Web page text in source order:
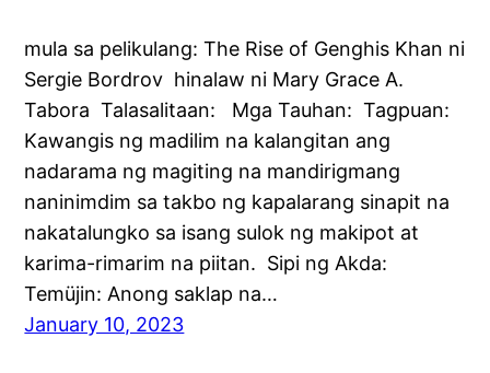
mula sa pelikulang: The Rise of Genghis Khan ni
Sergie Bordrov hinalaw ni Mary Grace A.
Tabora Talasalitaan: Mga Tauhan: Tagpuan:
Kawangis ng madilim na kalangitan ang
nadarama ng magiting na mandirigmang
naninimdim sa takbo ng kapalarang sinapit na
nakatalungko sa isang sulok ng makipot at
karima-rimarim na piitan. Sipi ng Akda:
Temüjin: Anong saklap na…
January 10, 2023